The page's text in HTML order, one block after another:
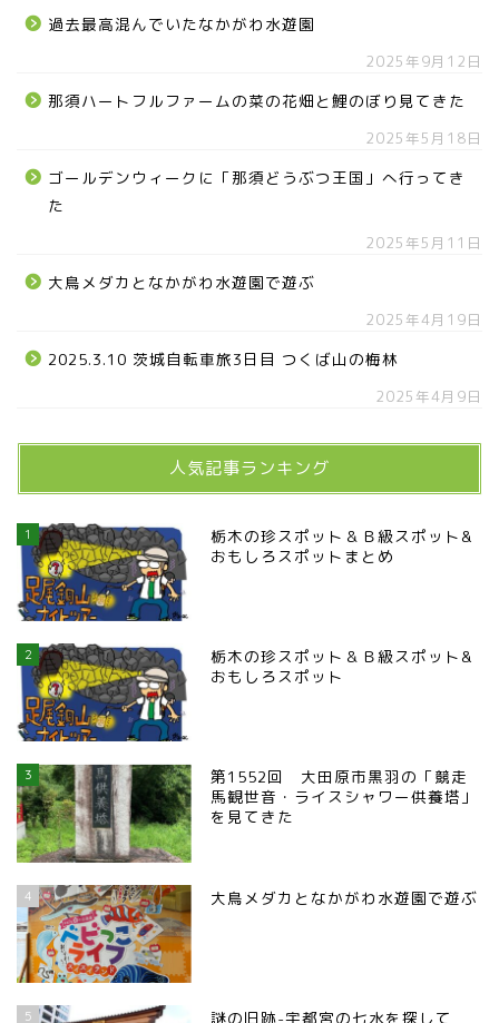
過去最高混んでいたなかがわ水遊園
2025年9月12日
那須ハートフルファームの菜の花畑と鯉のぼり見てきた
2025年5月18日
ゴールデンウィークに「那須どうぶつ王国」へ行ってき
た
2025年5月11日
大鳥メダカとなかがわ水遊園で遊ぶ
2025年4月19日
2025.3.10 茨城自転車旅3日目 つくば山の梅林
2025年4月9日
人気記事ランキング
1
栃木の珍スポット＆Ｂ級スポット&
おもしろスポットまとめ
2
栃木の珍スポット＆Ｂ級スポット&
おもしろスポット
3
第1552回 大田原市黒羽の「競走
馬観世音・ライスシャワー供養塔」
を見てきた
4 大鳥メダカとなかがわ水遊園で遊ぶ
5
謎の旧跡-宇都宮の七水を探して